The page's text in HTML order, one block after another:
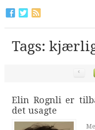
Tags:
‹
Elin Rognli er
det usagte